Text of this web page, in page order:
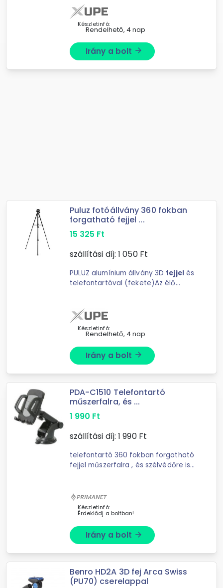
tartás!Megjegyzés1 ...
Készletinfó:
Rendelhető, 4 nap
Irány a bolt arrow_forward
Puluz fotóállvány 360 fokban
forgatható fejjel ...
15 325 Ft
szállítási díj: 1 050Ft
PULUZ alumínium állvány 3D fejjelés
telefontartóval (fekete)Az élő
Készletinfó:
Rendelhető, 4 nap
Irány a bolt arrow_forward
PDA-C1510 Telefontartó
műszerfalra, és ...
1 990 Ft
szállítási díj: 1 990Ft
telefontartó 360 fokban forgatható
fejjel műszerfalra , és szélvédőre is
Készletinfó:
Érdeklődj a boltban!
Irány a bolt arrow_forward
Benro HD2A 3D fej Arca Swiss
(PU70) cserelappal